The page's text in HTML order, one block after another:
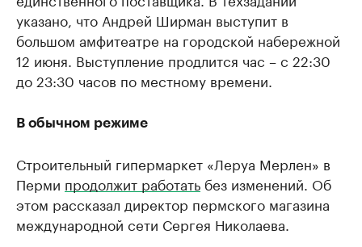
указано, что Андрей Ширман выступит в
большом амфитеатре на городской набережной
12 июня. Выступление продлится час – с 22:30
до 23:30 часов по местному времени.
В обычном режиме
Строительный гипермаркет «Леруа Мерлен» в
Перми продолжит работать без изменений. Об
этом рассказал директор пермского магазина
международной сети Сергея Николаева.